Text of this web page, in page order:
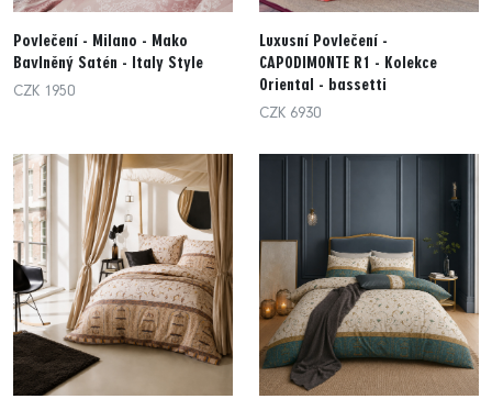
Povlečení - Milano - Mako
Bavlněný Satén - Italy Style
CZK 1950
Luxusní Povlečení -
CAPODIMONTE R1 - Kolekce
Oriental - bassetti
CZK 6930